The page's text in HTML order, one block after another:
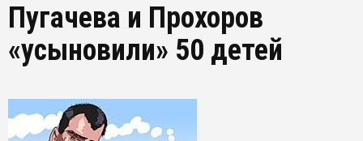
Пугачева и Прохоров
«усыновили» 50 детей